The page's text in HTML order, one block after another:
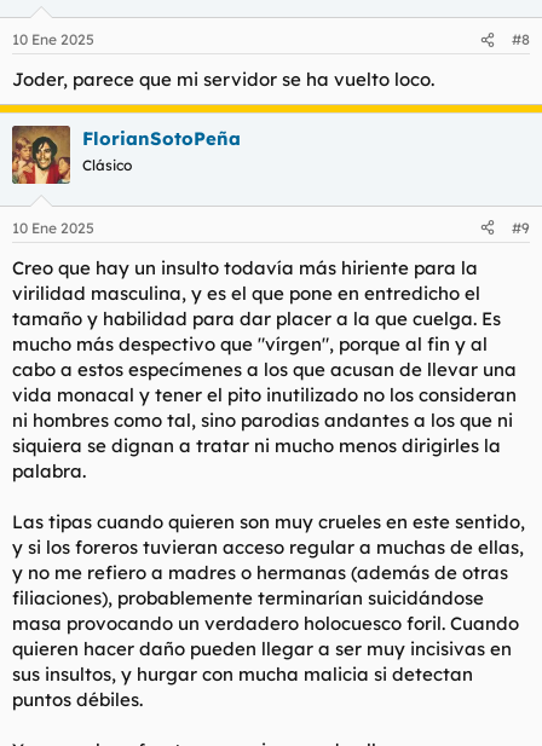
e
:
10 Ene 2025 #8
Joder, parece que mi servidor se ha vuelto loco.
FlorianSotoPeña
Clásico
10 Ene 2025 #9
Creo que hay un insulto todavía más hiriente para la
virilidad masculina, y es el que pone en entredicho el
tamaño y habilidad para dar placer a la que cuelga. Es
mucho más despectivo que "vírgen", porque al fin y al
cabo a estos especímenes a los que acusan de llevar una
vida monacal y tener el pito inutilizado no los consideran
ni hombres como tal, sino parodias andantes a los que ni
siquiera se dignan a tratar ni mucho menos dirigirles la
palabra.
Las tipas cuando quieren son muy crueles en este sentido,
y si los foreros tuvieran acceso regular a muchas de ellas,
y no me refiero a madres o hermanas (además de otras
filiaciones), probablemente terminarían suicidándose
masa provocando un verdadero holocuesco foril. Cuando
quieren hacer daño pueden llegar a ser muy incisivas en
sus insultos, y hurgar con mucha malicia si detectan
puntos débiles.